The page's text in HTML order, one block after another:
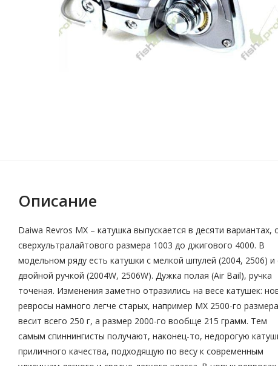
Описание
Daiwa Revros MX – катушка выпускается в десяти вариантах,
сверхультралайтового размера 1003 до джигового 4000. В
модельном ряду есть катушки с мелкой шпулей (2004, 2506) и
двойной ручкой (2004W, 2506W). Дужка полая (Air Bail), ручка
точеная. Изменения заметно отразились на весе катушек:
ревросы намного легче старых, например MX 2500-го размера
весит всего 250 г, а размер 2000-го вообще 215 грамм. Тем
самым спиннингисты получают, наконец-то, недорогую
приличного качества, подходящую по весу к современным